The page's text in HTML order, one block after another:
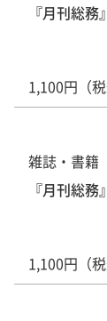
『月刊総
1,100円（税
雑誌・書籍
『月刊総
1,100円（税